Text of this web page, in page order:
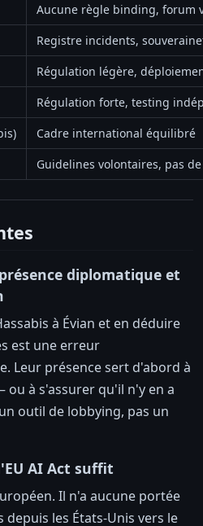
Aucune règle binding, forum
Registre incidents,
Régulation légère,
Régulation forte, testing
Cadre international équilibré
Guidelines volontaires, pas
diplomatique et
à Évian et en déduire
est une erreur
Leur présence sert d'abord à
à s'assurer qu'il n'y en a
outil de lobbying, pas un
AI Act suffit
Il n'a aucune portée
les États-Unis vers le